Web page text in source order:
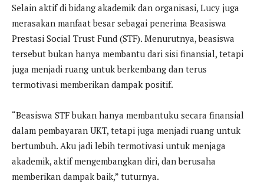
Selain aktif di bidang akademik dan organisasi, Lucy juga
merasakan manfaat besar sebagai penerima Beasiswa
Prestasi Social Trust Fund (STF). Menurutnya, beasiswa
tersebut bukan hanya membantu dari sisi finansial, tetapi
juga menjadi ruang untuk berkembang dan terus
termotivasi memberikan dampak positif.
“Beasiswa STF bukan hanya membantuku secara finansial
dalam pembayaran UKT, tetapi juga menjadi ruang untuk
bertumbuh. Aku jadi lebih termotivasi untuk menjaga
akademik, aktif mengembangkan diri, dan berusaha
memberikan dampak baik,” tuturnya.